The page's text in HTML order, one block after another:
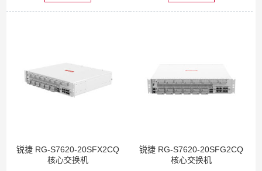
锐捷 RG-S7620-20SFX2CQ
核心交换机
锐捷 RG-S7620-20SFG2CQ
核心交换机